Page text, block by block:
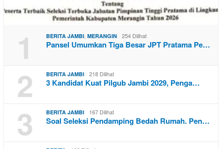
1 BERITA JAMBI, MERANGIN 254 Dilihat
Pansel Umumkan Tiga Besar JPT Pratama Pe…
2 BERITA JAMBI 218 Dilihat
3 Kandidat Kuat Pilgub Jambi 2029, Penga…
3 BERITA JAMBI 167 Dilihat
Soal Seleksi Pendamping Bedah Rumah. Pen…